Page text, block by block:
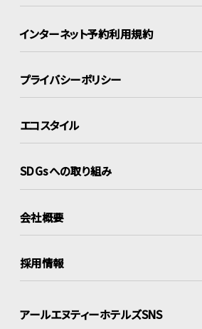
インターネット予約利用規約
プライバシーポリシー
エコスタイル
SDGsへの取り組み
会社概要
採用情報
アールエヌティーホテルズSNS